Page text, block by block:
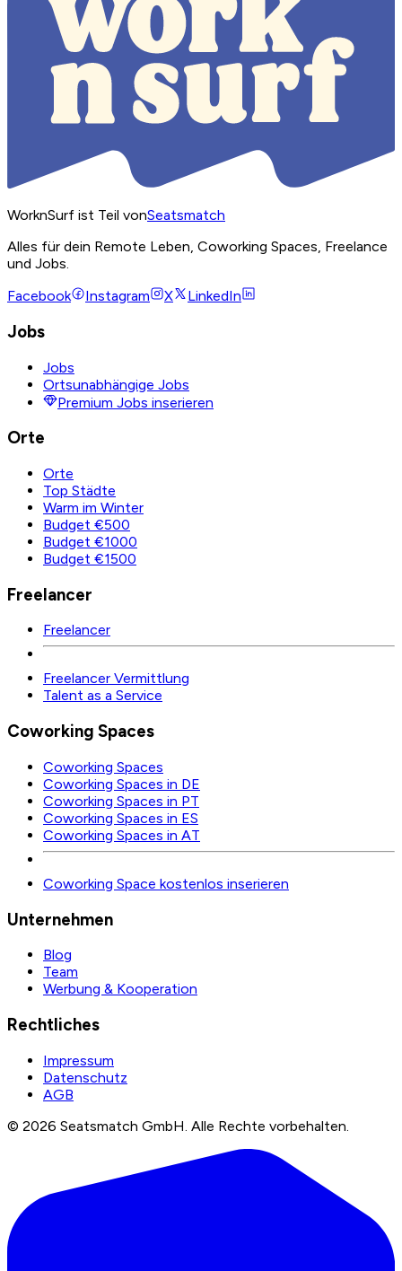
WorknSurf ist Teil vonSeatsmatch
Alles für dein Remote Leben, Coworking Spaces, Freelance
und Jobs.
Facebook
Instagram X LinkedIn
Jobs
Jobs
Ortsunabhängige Jobs
Premium Jobs inserieren
Orte
Orte
Top Städte
Warm im Winter
Budget €500
Budget €1000
Budget €1500
Freelancer
Freelancer
Freelancer Vermittlung
Talent as a Service
Coworking Spaces
Coworking Spaces
Coworking Spaces in DE
Coworking Spaces in PT
Coworking Spaces in ES
Coworking Spaces in AT
Coworking Space kostenlos inserieren
Unternehmen
Blog
Team
Werbung & Kooperation
Rechtliches
Impressum
Datenschutz
AGB
© 2026 Seatsmatch GmbH. Alle Rechte vorbehalten.